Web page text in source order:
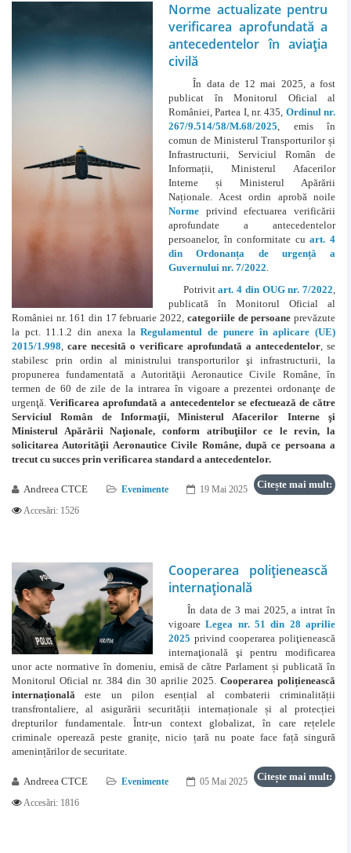
Norme actualizate pentru
verificarea aprofundată a
antecedentelor în aviația
civilă
În data de 12 mai 2025, a fost
publicat în Monitorul Oficial al
României, Partea I, nr. 435, Ordinul nr.
267/9.514/58/M.68/2025, emis în
comun de Ministerul Transporturilor și
Infrastructurii, Serviciul Român de
Informații, Ministerul Afacerilor
Interne și Ministerul Apărării
Naționale. Acest ordin aprobă noile
Norme privind efectuarea verificării
aprofundate a antecedentelor
persoanelor, în conformitate cuart. 4
din Ordonanța de urgență a
Guvernului nr. 7/2022.
Potrivitart. 4 din OUG nr. 7/2022,
publicată în Monitorul Oficial al
României nr. 161 din 17 februarie 2022, categoriile de persoane prevăzute
la pct. 11.1.2 din anexa laRegulamentul de punere în aplicare (UE)
2015/1.998, care necesită o verificare aprofundată a antecedentelor, se
stabilesc prin ordin al ministrului transporturilor şi infrastructurii, la
propunerea fundamentată a Autorităţii Aeronautice Civile Române, în
termen de 60 de zile de la intrarea în vigoare a prezentei ordonanţe de
urgenţă.Verificarea aprofundată a antecedentelor se efectuează de către
Serviciul Român de Informaţii, Ministerul Afacerilor Interne şi
Ministerul Apărării Naţionale, conform atribuţiilor ce le revin, la
solicitarea Autorităţii Aeronautice Civile Române, după ce persoana a
trecut cu succes prin verificarea standard a antecedentelor.
Citește mai mult:
Andreea CTCE Evenimente
19 Mai 2025
Accesări: 1526
Cooperarea poliţienească
internaţională
În data de 3 mai 2025, a intrat în
vigoareLegea nr. 51 din 28 aprilie
2025 privind cooperarea poliţienească
internaţională şi pentru modificarea
unor acte normative în domeniu, emisă de către Parlament și publicată în
Monitorul Oficial nr. 384 din 30 aprilie 2025. Cooperarea polițienească
internațională este un pilon esențial al combaterii criminalității
transfrontaliere, al asigurării securității internaționale și al protecției
drepturilor fundamentale. Într-un context globalizat, în care rețelele
criminale operează peste granițe, nicio țară nu poate face față singură
amenințărilor de securitate.
Citește mai mult:
Andreea CTCE Evenimente
05 Mai 2025
Accesări: 1816